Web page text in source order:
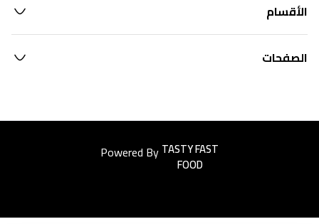
الأقسام
الصفحات
Powered ByEasyorders